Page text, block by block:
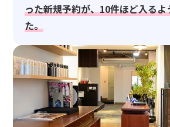
った新規予約が、10件ほど入るよ
た。